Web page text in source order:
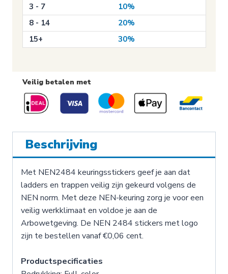
3 - 7
10%
8 - 14
20%
15+
30%
Veilig betalen met
Beschrijving
Met NEN2484 keuringsstickers geef je aan dat
ladders en trappen veilig zijn gekeurd volgens de
NEN norm. Met deze NEN-keuring zorg je voor een
veilig werkklimaat en voldoe je aan de
Arbowetgeving. De NEN 2484 stickers met logo
zijn te bestellen vanaf €0,06 cent.
Productspecificaties